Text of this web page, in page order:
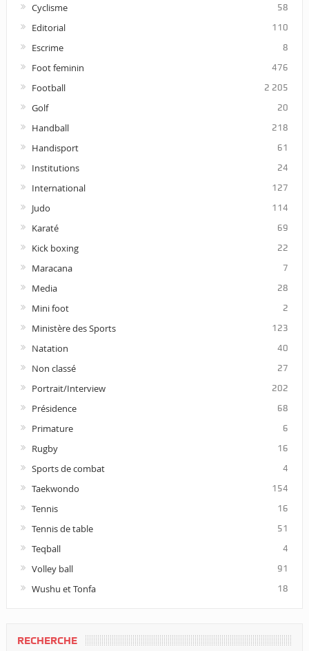
Cyclisme 58
Editorial 110
Escrime 8
Foot feminin 476
Football 2 205
Golf 20
Handball 218
Handisport 61
Institutions 24
International 127
Judo 114
Karaté 69
Kick boxing 22
Maracana 7
Media 28
Mini foot 2
Ministère des Sports 123
Natation 40
Non classé 27
Portrait/Interview 202
Présidence 68
Primature 6
Rugby 16
Sports de combat 4
Taekwondo 154
Tennis 16
Tennis de table 51
Teqball 4
Volley ball 91
Wushu et Tonfa 18
RECHERCHE